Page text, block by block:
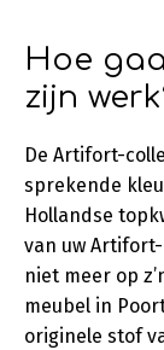
Hoe
zijn
De Artifort-
sprekende
Hollandse
van uw
niet meer op
meubel in
originele stof